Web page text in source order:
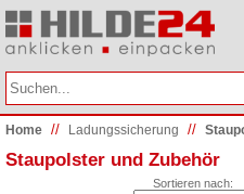
Home // Ladungs­sicherung //
Staupolster und Zubehör
Sortieren nach: